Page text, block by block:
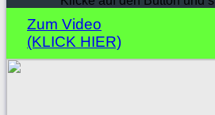
Zum Video
(KLICK HIER)